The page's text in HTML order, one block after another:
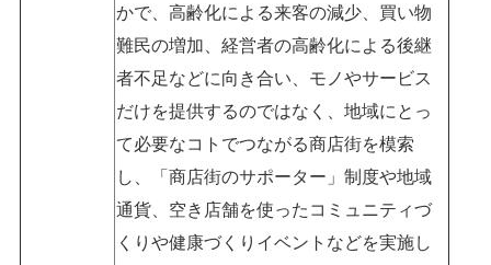
かで、高齢化による来客の減少、買い物
難民の増加、経営者の高齢化による後継
者不足などに向き合い、モノやサービス
だけを提供するのではなく、地域にとっ
て必要なコトでつながる商店街を模索
し、「商店街のサポーター」制度や地域
通貨、空き店舗を使ったコミュニティづ
くりや健康づくりイベントなどを実施し